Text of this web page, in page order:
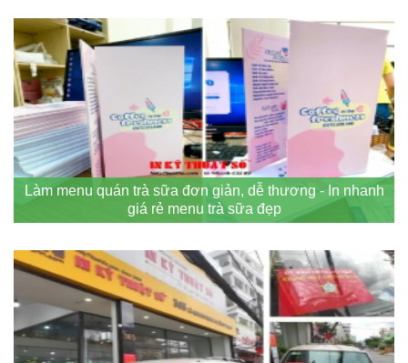
Làm menu quán trà sữa đơn giản, dễ thương - In nhanh
giá rẻ menu trà sữa đẹp